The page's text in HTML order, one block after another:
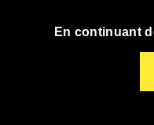
En continuant